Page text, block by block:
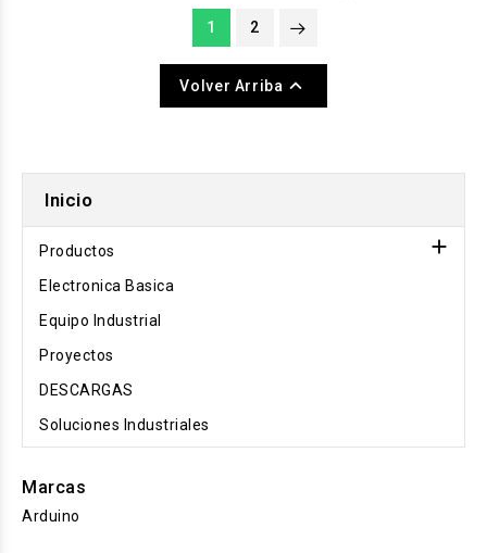
1 2
Volver Arriba 
Inicio
Productos 
Electronica Basica
Equipo Industrial
Proyectos
DESCARGAS
Soluciones Industriales
Marcas
Arduino